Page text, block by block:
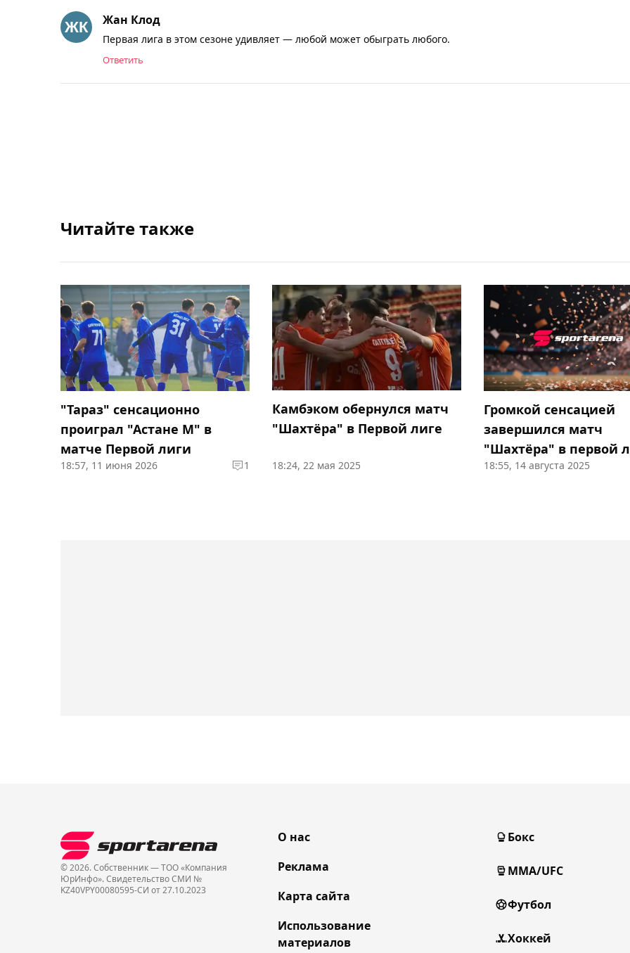
Жан Клод
Первая лига в этом сезоне удивляет — любой может обыграть любого.
Ответить
Читайте также
"Тараз" сенсационно
проиграл "Астане М" в
матче Первой лиги
18:57, 11 июня 2026 1
Камбэком обернулся матч
"Шахтёра" в Первой лиге
18:24, 22 мая 2025
Громкой сенсацией
завершился матч
"Шахтёра" в первой
18:55, 14 августа 2025
© 2026. Собственник — ТОО «Компания
ЮрИнфо». Cвидетельство СМИ №
KZ40VPY00080595-СИ от 27.10.2023
О нас
Реклама
Карта сайта
Использование
материалов
Бокс
MMA/UFC
Футбол
Хоккей